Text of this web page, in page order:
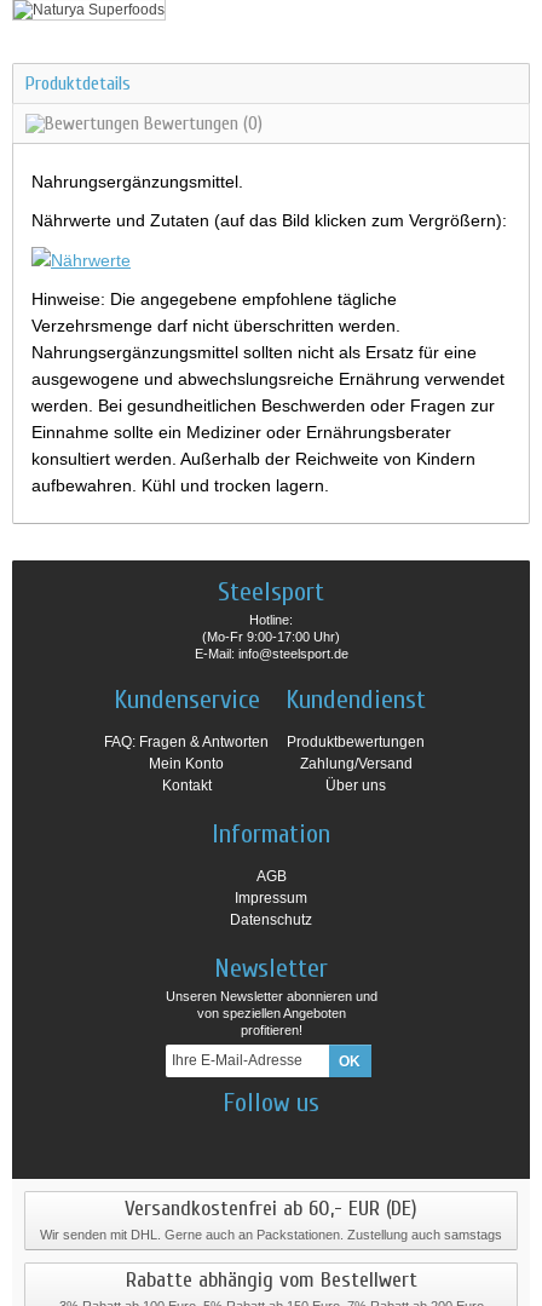
Produktdetails
Bewertungen (0)
Nahrungsergänzungsmittel.
Nährwerte und Zutaten (auf das Bild klicken zum Vergrößern):
Hinweise: Die angegebene empfohlene tägliche
Verzehrsmenge darf nicht überschritten werden.
Nahrungsergänzungsmittel sollten nicht als Ersatz für eine
ausgewogene und abwechslungsreiche Ernährung verwendet
werden. Bei gesundheitlichen Beschwerden oder Fragen zur
Einnahme sollte ein Mediziner oder Ernährungsberater
konsultiert werden. Außerhalb der Reichweite von Kindern
aufbewahren. Kühl und trocken lagern.
Steelsport
Hotline:
(Mo-Fr 9:00-17:00 Uhr)
E-Mail: info@steelsport.de
Kundenservice
FAQ: Fragen & Antworten
Mein Konto
Kontakt
Kundendienst
Produktbewertungen
Zahlung/Versand
Über uns
Information
AGB
Impressum
Datenschutz
Newsletter
Unseren Newsletter abonnieren und
von speziellen Angeboten
profitieren!
Follow us
Versandkostenfrei ab 60,- EUR (DE)
Wir senden mit DHL. Gerne auch an Packstationen. Zustellung auch samstags
Rabatte abhängig vom Bestellwert